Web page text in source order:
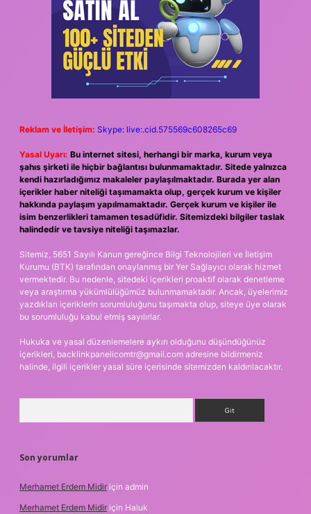
Reklam ve İletişim: Skype: live:.cid.575569c608265c69
Yasal Uyarı: Bu internet sitesi, herhangi bir marka, kurum veya
şahıs şirketi ile hiçbir bağlantısı bulunmamaktadır. Sitede yalnızca
kendi hazırladığımız makaleler paylaşılmaktadır. Burada yer alan
içerikler haber niteliği taşımamakta olup, gerçek kurum ve kişiler
hakkında paylaşım yapılmamaktadır. Gerçek kurum ve kişiler ile
isim benzerlikleri tamamen tesadüfidir. Sitemizdeki bilgiler taslak
halindedir ve tavsiye niteliği taşımazlar.
Sitemiz, 5651 Sayılı Kanun gereğince Bilgi Teknolojileri ve İletişim
Kurumu (BTK) tarafından onaylanmış bir Yer Sağlayıcı olarak hizmet
vermektedir. Bu nedenle, sitedeki içerikleri proaktif olarak denetleme
veya araştırma yükümlülüğümüz bulunmamaktadır. Ancak, üyelerimiz
yazdıkları içeriklerin sorumluluğunu taşımakta olup, siteye üye olarak
bu sorumluluğu kabul etmiş sayılırlar.
Hukuka ve yasal düzenlemelere aykırı olduğunu düşündüğünüz
içerikleri, backlinkpanelicomtr@gmail.com adresine bildirmeniz
halinde, ilgili içerikler yasal süre içerisinde sitemizden kaldırılacaktır.
Son yorumlar
Merhamet Erdem Midir için admin
Merhamet Erdem Midir için Haluk